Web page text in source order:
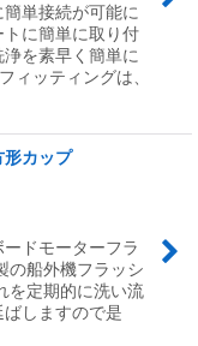
単接続が可能に
に簡単に取り付
を素早く簡単に
ィッティングは、
カップ
ドモーターフラ
の船外機フラッシ
を定期的に洗い流
しますので是